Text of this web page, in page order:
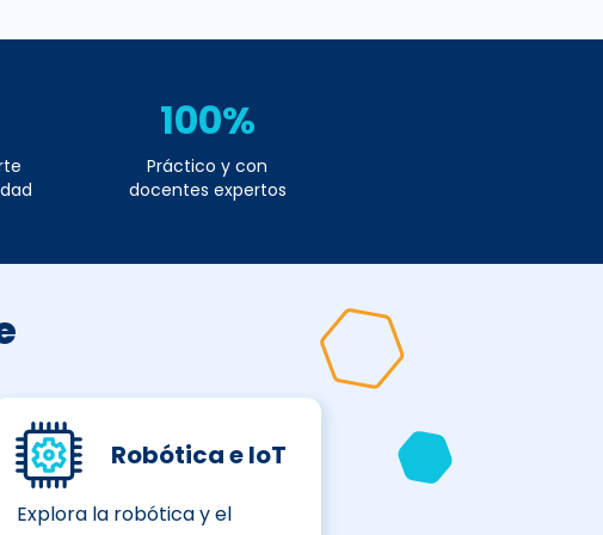
100%
Práctico y con
docentes expertos
Robótica e IoT
Explora la robótica y el